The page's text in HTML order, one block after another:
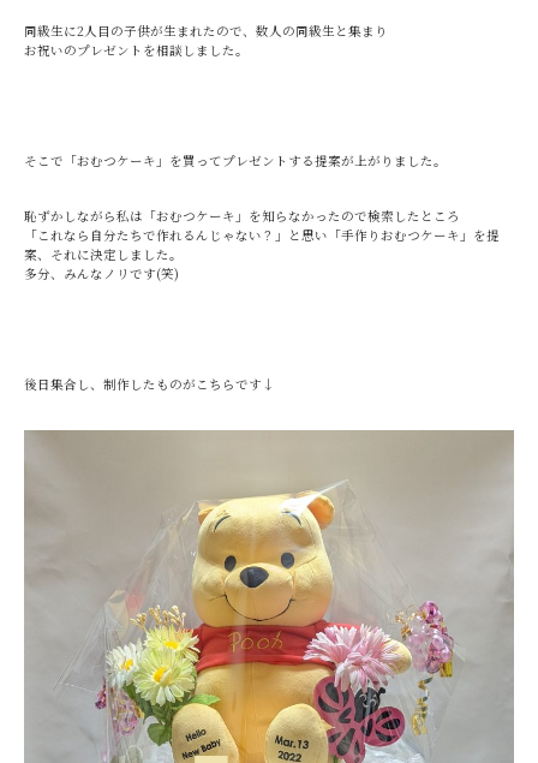
同級生に2人目の子供が生まれたので、数人の同級生と集まり
お祝いのプレゼントを相談しました。
そこで「おむつケーキ」を買ってプレゼントする提案が上がりました。
恥ずかしながら私は「おむつケーキ」を知らなかったので検索したところ
「これなら自分たちで作れるんじゃない？」と思い「手作りおむつケーキ」を提
案、それに決定しました。
多分、みんなノリです(笑)
後日集合し、制作したものがこちらです↓